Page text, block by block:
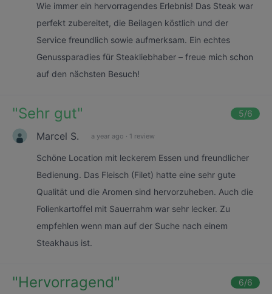
Wie immer ein hervorragendes Erlebnis! Das Steak war
perfekt zubereitet, die Beilagen köstlich und der
Service freundlich sowie aufmerksam. Ein echtes
Genussparadies für Steakliebhaber – freue mich schon
auf den nächsten Besuch!
"Sehr gut" 5/6
Marcel S. a year ago · 1 review
Schöne Location mit leckerem Essen und freundlicher
Bedienung. Das Fleisch (Filet) hatte eine sehr gute
Qualität und die Aromen sind hervorzuheben. Auch die
Folienkartoffel mit Sauerrahm war sehr lecker. Zu
empfehlen wenn man auf der Suche nach einem
Steakhaus ist.
"Hervorragend" 6/6